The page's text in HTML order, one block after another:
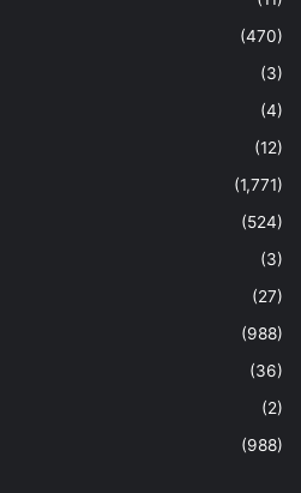
(470)
(3)
(4)
(12)
(1,771)
(524)
(3)
(27)
(988)
(36)
(2)
(988)